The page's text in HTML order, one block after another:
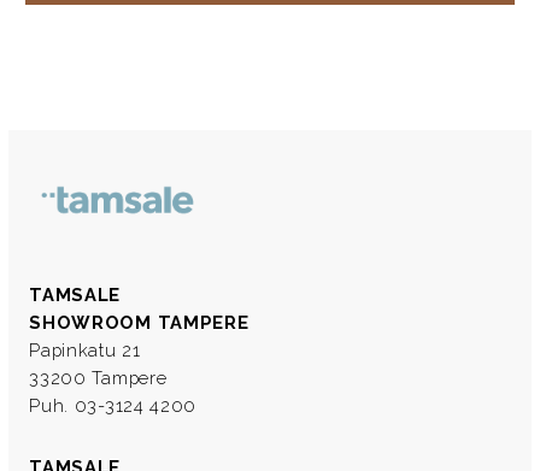
TAMSALE
SHOWROOM TAMPERE
Papinkatu 21
33200 Tampere
Puh. 03-3124 4200
TAMSALE